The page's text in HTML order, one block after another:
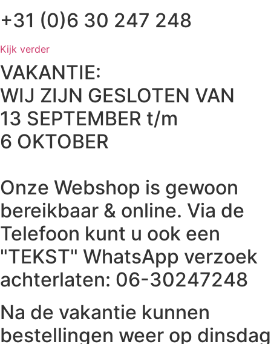
+31 (0)6 30 247 248
Kijk verder
VAKANTIE:
WIJ ZIJN GESLOTEN VAN
13 SEPTEMBER t/m
6 OKTOBER
Onze Webshop is gewoon
bereikbaar & online. Via de
Telefoon kunt u ook een
"TEKST" WhatsApp verzoek
achterlaten: 06-30247248
Na de vakantie kunnen
bestellingen weer op dinsdag